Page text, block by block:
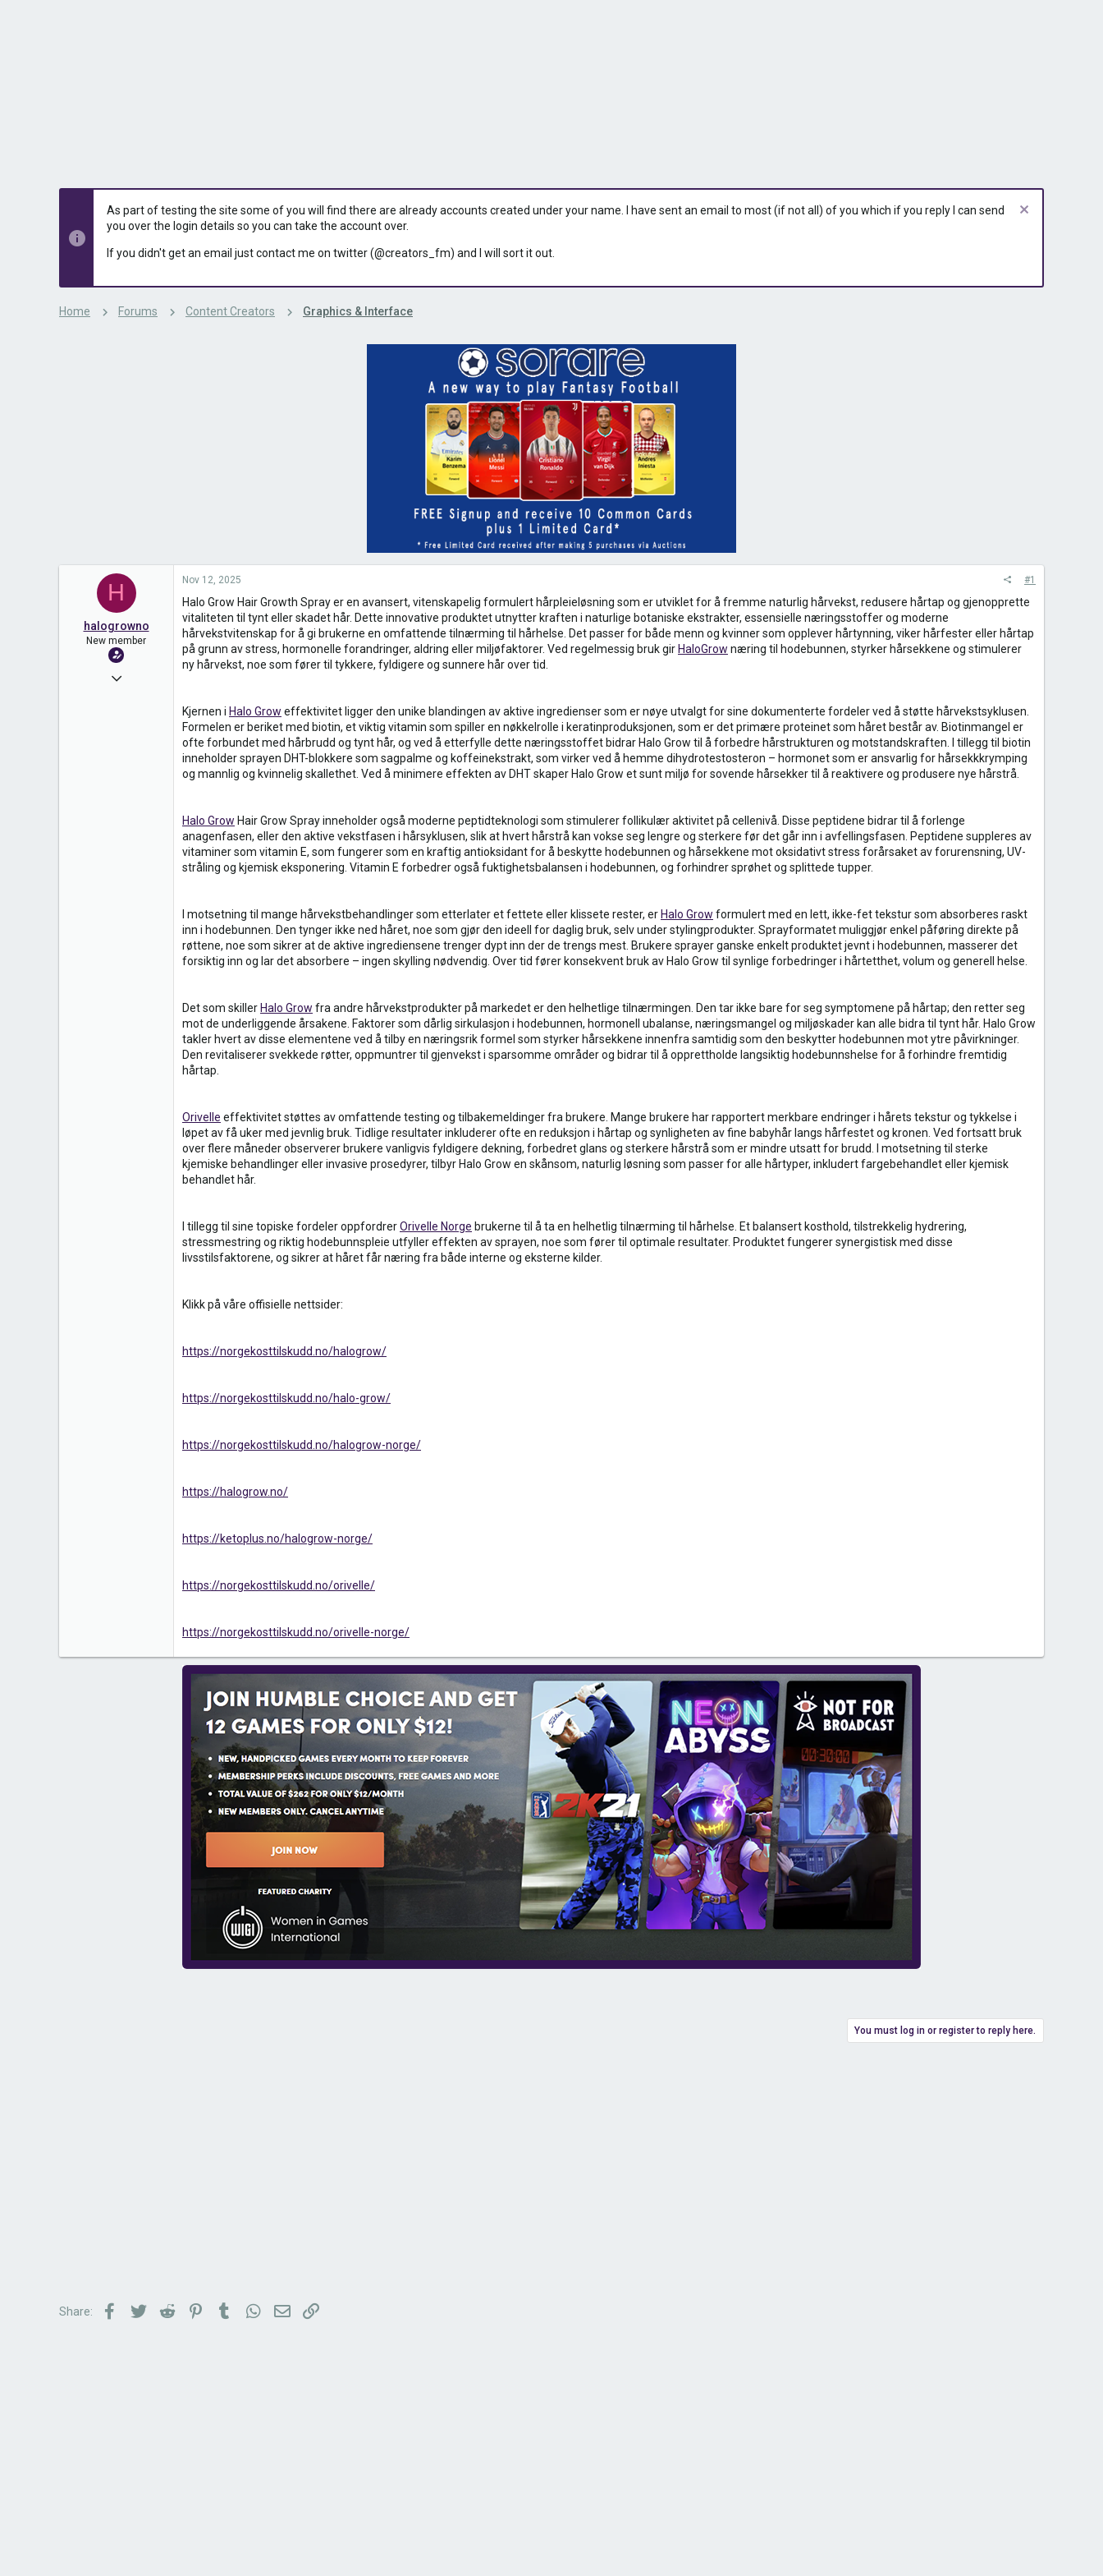
As part of testing the site some of you will find there are already accounts created under your name. I have sent an email to most (if not all) of you which if you reply I can send
you over the login details so you can take the account over.
If you didn't get an email just contact me on twitter (@creators_fm) and I will sort it out.
Home Forums Content Creators Graphics & Interface
H
halogrowno
New member
Nov 12, 2025
Nov 12, 2025 #1
Halo Grow Hair Growth Spray er en avansert, vitenskapelig formulert hårpleieløsning som er utviklet for å fremme naturlig hårvekst, redusere hårtap og gjenopprette
vitaliteten til tynt eller skadet hår. Dette innovative produktet utnytter kraften i naturlige botaniske ekstrakter, essensielle næringsstoffer og moderne
hårvekstvitenskap for å gi brukerne en omfattende tilnærming til hårhelse. Det passer for både menn og kvinner som opplever hårtynning, viker hårfester eller hårtap
på grunn av stress, hormonelle forandringer, aldring eller miljøfaktorer. Ved regelmessig bruk gir HaloGrow næring til hodebunnen, styrker hårsekkene og stimulerer
ny hårvekst, noe som fører til tykkere, fyldigere og sunnere hår over tid.
Kjernen i Halo Grow effektivitet ligger den unike blandingen av aktive ingredienser som er nøye utvalgt for sine dokumenterte fordeler ved å støtte hårvekstsyklusen.
Formelen er beriket med biotin, et viktig vitamin som spiller en nøkkelrolle i keratinproduksjonen, som er det primære proteinet som håret består av. Biotinmangel er
ofte forbundet med hårbrudd og tynt hår, og ved å etterfylle dette næringsstoffet bidrar Halo Grow til å forbedre hårstrukturen og motstandskraften. I tillegg til biotin
inneholder sprayen DHT-blokkere som sagpalme og koffeinekstrakt, som virker ved å hemme dihydrotestosteron – hormonet som er ansvarlig for hårsekkkrymping
og mannlig og kvinnelig skallethet. Ved å minimere effekten av DHT skaper Halo Grow et sunt miljø for sovende hårsekker til å reaktivere og produsere nye hårstrå.
Halo Grow Hair Grow Spray inneholder også moderne peptidteknologi som stimulerer follikulær aktivitet på cellenivå. Disse peptidene bidrar til å forlenge
anagenfasen, eller den aktive vekstfasen i hårsyklusen, slik at hvert hårstrå kan vokse seg lengre og sterkere før det går inn i avfellingsfasen. Peptidene suppleres av
vitaminer som vitamin E, som fungerer som en kraftig antioksidant for å beskytte hodebunnen og hårsekkene mot oksidativt stress forårsaket av forurensning, UV-
stråling og kjemisk eksponering. Vitamin E forbedrer også fuktighetsbalansen i hodebunnen, og forhindrer sprøhet og splittede tupper.
I motsetning til mange hårvekstbehandlinger som etterlater et fettete eller klissete rester, er Halo Grow formulert med en lett, ikke-fet tekstur som absorberes raskt
inn i hodebunnen. Den tynger ikke ned håret, noe som gjør den ideell for daglig bruk, selv under stylingprodukter. Sprayformatet muliggjør enkel påføring direkte på
røttene, noe som sikrer at de aktive ingrediensene trenger dypt inn der de trengs mest. Brukere sprayer ganske enkelt produktet jevnt i hodebunnen, masserer det
forsiktig inn og lar det absorbere – ingen skylling nødvendig. Over tid fører konsekvent bruk av Halo Grow til synlige forbedringer i hårtetthet, volum og generell helse.
Det som skiller Halo Grow fra andre hårvekstprodukter på markedet er den helhetlige tilnærmingen. Den tar ikke bare for seg symptomene på hårtap; den retter seg
mot de underliggende årsakene. Faktorer som dårlig sirkulasjon i hodebunnen, hormonell ubalanse, næringsmangel og miljøskader kan alle bidra til tynt hår. Halo Grow
takler hvert av disse elementene ved å tilby en næringsrik formel som styrker hårsekkene innenfra samtidig som den beskytter hodebunnen mot ytre påvirkninger.
Den revitaliserer svekkede røtter, oppmuntrer til gjenvekst i sparsomme områder og bidrar til å opprettholde langsiktig hodebunnshelse for å forhindre fremtidig
hårtap.
Orivelle effektivitet støttes av omfattende testing og tilbakemeldinger fra brukere. Mange brukere har rapportert merkbare endringer i hårets tekstur og tykkelse i
løpet av få uker med jevnlig bruk. Tidlige resultater inkluderer ofte en reduksjon i hårtap og synligheten av fine babyhår langs hårfestet og kronen. Ved fortsatt bruk
over flere måneder observerer brukere vanligvis fyldigere dekning, forbedret glans og sterkere hårstrå som er mindre utsatt for brudd. I motsetning til sterke
kjemiske behandlinger eller invasive prosedyrer, tilbyr Halo Grow en skånsom, naturlig løsning som passer for alle hårtyper, inkludert fargebehandlet eller kjemisk
behandlet hår.
I tillegg til sine topiske fordeler oppfordrerOrivelle Norge brukerne til å ta en helhetlig tilnærming til hårhelse. Et balansert kosthold, tilstrekkelig hydrering,
stressmestring og riktig hodebunnspleie utfyller effekten av sprayen, noe som fører til optimale resultater. Produktet fungerer synergistisk med disse
livsstilsfaktorene, og sikrer at håret får næring fra både interne og eksterne kilder.
Klikk på våre offisielle nettsider:
https://norgekosttilskudd.no/halogrow/
https://norgekosttilskudd.no/halo-grow/
https://norgekosttilskudd.no/halogrow-norge/
https://halogrow.no/
https://ketoplus.no/halogrow-norge/
https://norgekosttilskudd.no/orivelle/
https://norgekosttilskudd.no/orivelle-norge/
You must log in or register to reply here.
Share: Facebook
TwitterReddit PinterestTumblrWhatsApp
EmailLink